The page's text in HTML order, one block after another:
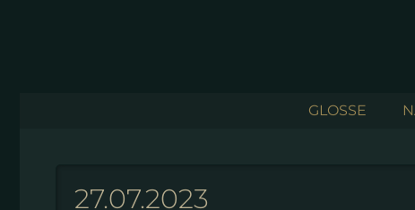
GLOSSE
27.07.2023